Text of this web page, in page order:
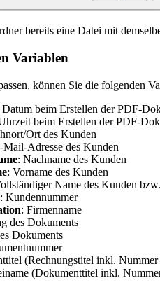
bereits eine Datei mit
Variablen
können Sie die folgenden
Datum beim Erstellen der PDF-
beim Erstellen der PDF-
Ort des Kunden
Mail-Adresse des Kunden
: Nachname des Kunden
: Vorname des Kunden
Name des Kunden
: Kundennummer
: Firmenname
des Dokuments
Dokuments
(Rechnungstitel inkl.
(Dokumenttitel inkl.